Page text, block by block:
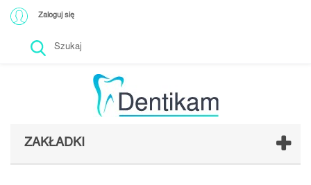
Zaloguj się
ZAKŁADKI